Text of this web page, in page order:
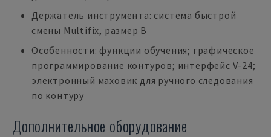
Держатель инструмента: система быстрой
смены Multifix, размер B
Особенности: функции обучения; графическое
программирование контуров; интерфейс V-24;
электронный маховик для ручного следования
по контуру
Дополнительное оборудование